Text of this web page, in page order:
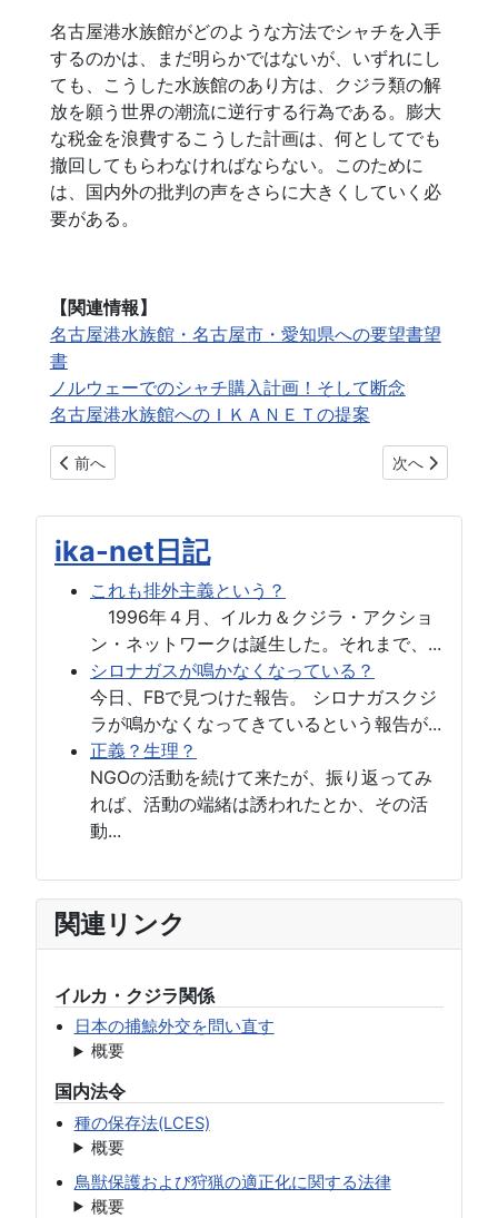
名古屋港水族館がどのような方法でシャチを入手
するのかは、まだ明らかではないが、いずれにし
ても、こうした水族館のあり方は、クジラ類の解
放を願う世界の潮流に逆行する行為である。膨大
な税金を浪費するこうした計画は、何としてでも
撤回してもらわなければならない。このために
は、国内外の批判の声をさらに大きくしていく必
要がある。
【関連情報】
名古屋港水族館・名古屋市・愛知県への要望書望
書
ノルウェーでのシャチ購入計画！そして断念
名古屋港水族館へのＩＫＡＮＥＴの提案
前の記事へ: 静岡県伊東市富戸でまたイルカ猟 (現場ビデオあ
前へ 次の記事へ:
次へ
ika-net日記
これも排外主義という？
1996年４月、イルカ＆クジラ・アクショ
ン・ネットワークは誕生した。それまで、...
シロナガスが鳴かなくなっている？
今日、FBで見つけた報告。 シロナガスクジ
ラが鳴かなくなってきているという報告が...
正義？生理？
NGOの活動を続けて来たが、振り返ってみ
れば、活動の端緒は誘われたとか、その活
動...
関連リンク
イルカ・クジラ関係
日本の捕鯨外交を問い直す
概要
国内法令
種の保存法(LCES)
概要
鳥獣保護および狩猟の適正化に関する法律
概要